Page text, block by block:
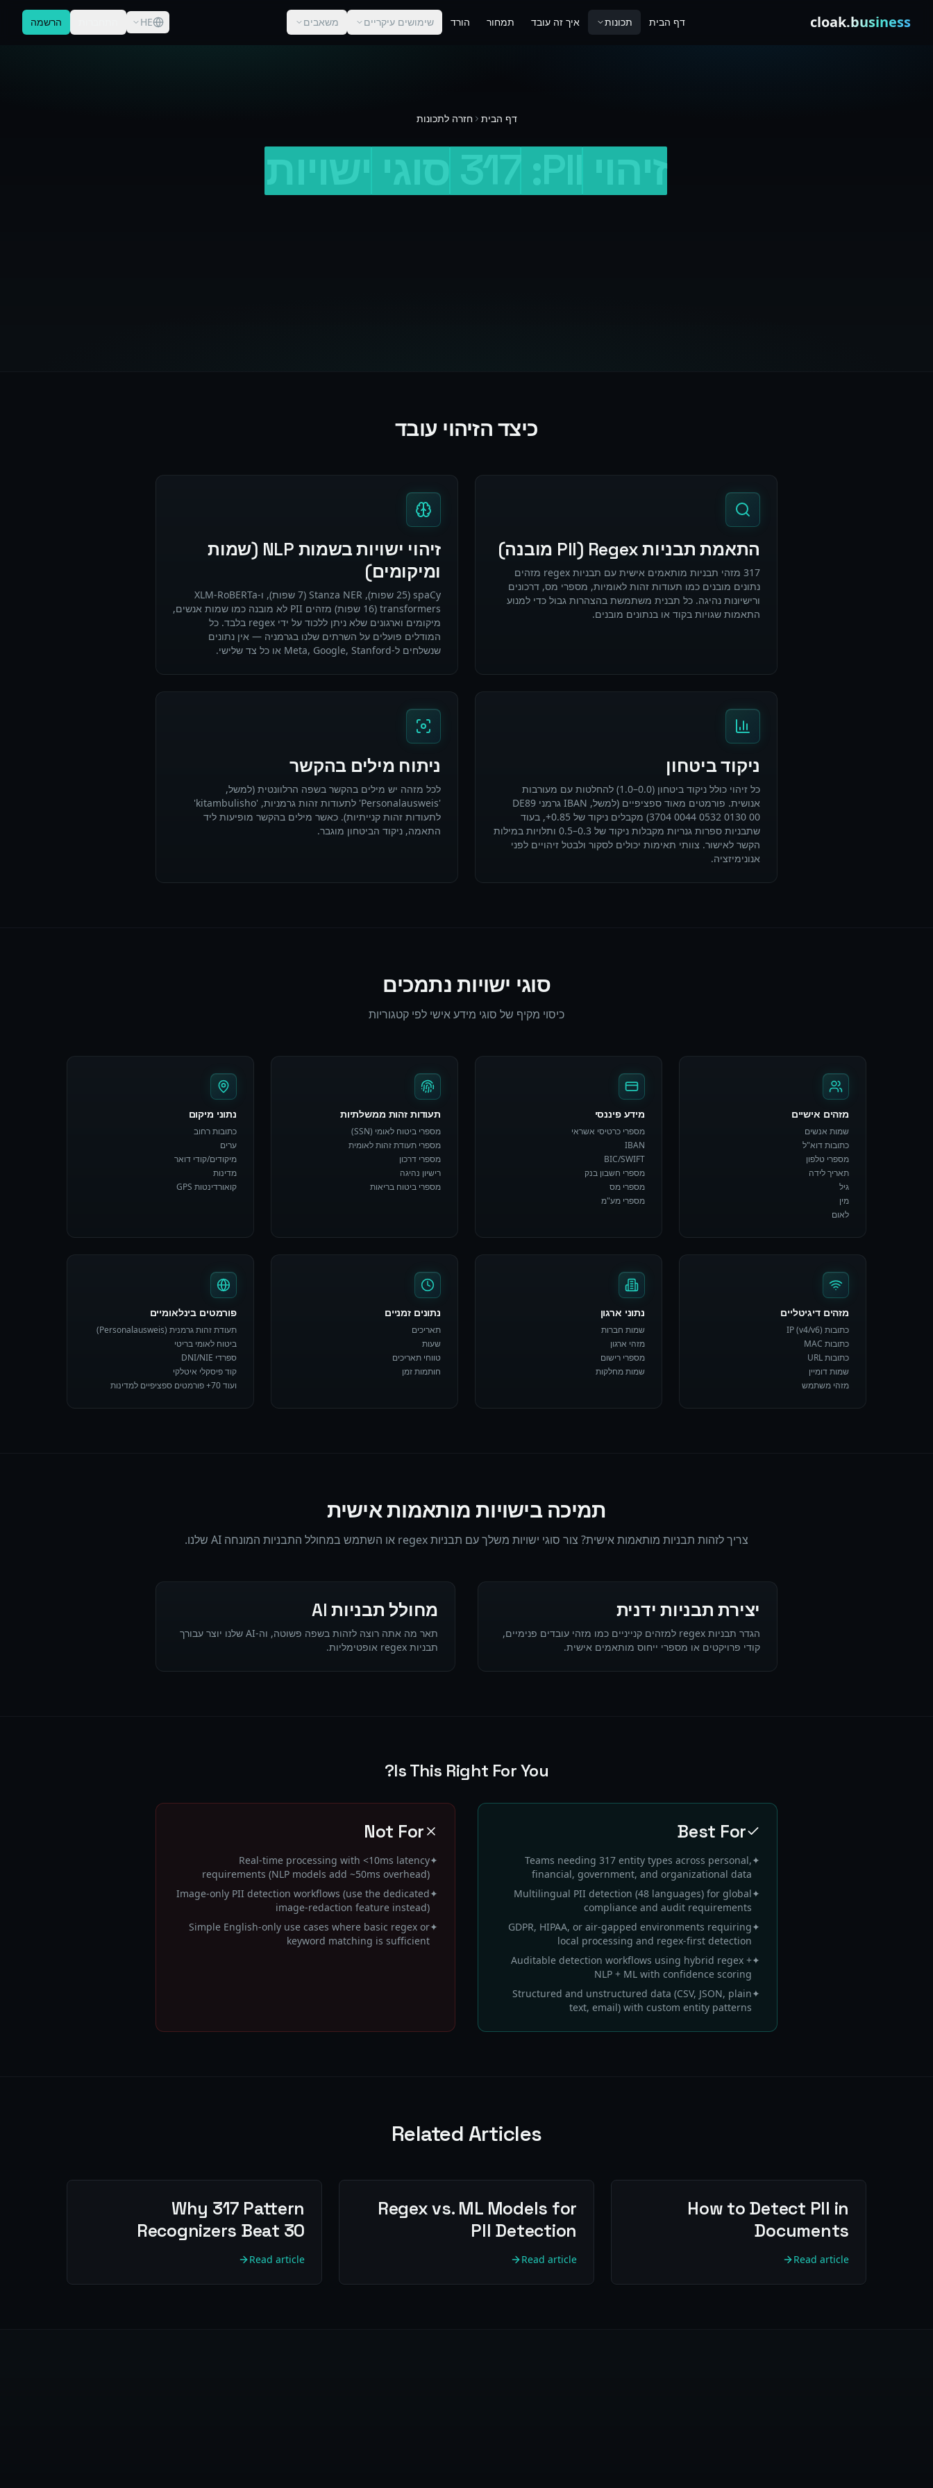
cloak.business דף הבית תכונות איך זה עובד תמחור הורד שימושים עיקריים משאבים HE הרשמה
דף הבית חזרה לתכונות
כיצד הזיהוי עובד
התאמת תבניות Regex (PII מובנה)
317 מזהי תבניות מותאמים אישית עם תבניות regex מזהים
נתונים מובנים כמו תעודות זהות לאומיות, מספרי מס, דרכונים
ורישיונות נהיגה. כל תבנית משתמשת בהצהרות גבול כדי למנוע
התאמות שגויות בקוד או בנתונים מובנים.
זיהוי ישויות בשמות NLP (שמות
ומיקומים)
spaCy (25 שפות), Stanza NER (7 שפות), ו-XLM-RoBERTa
transformers (16 שפות) מזהים PII לא מובנה כמו שמות אנשים,
מיקומים וארגונים שלא ניתן ללכוד על ידי regex בלבד. כל
המודלים פועלים על השרתים שלנו בגרמניה — אין נתונים
שנשלחים ל-Meta, Google, Stanford או כל צד שלישי.
ניקוד ביטחון
כל זיהוי כולל ניקוד ביטחון (0.0–1.0) להחלטות עם מעורבות
אנושית. פורמטים מאוד ספציפיים (למשל, IBAN גרמני DE89
3704 0044 0532 0130 00) מקבלים ניקוד של 0.85+, בעוד
שתבניות ספרות גנריות מקבלות ניקוד של 0.3–0.5 ותלויות במילות
הקשר לאישור. צוותי תאימות יכולים לסקור ולבטל זיהויים לפני
אנונימיזציה.
ניתוח מילים בהקשר
לכל מזהה יש מילים בהקשר בשפה הרלוונטית (למשל,
'Personalausweis' לתעודות זהות גרמניות, 'kitambulisho'
לתעודות זהות קנייתיות). כאשר מילים בהקשר מופיעות ליד
התאמה, ניקוד הביטחון מוגבר.
סוגי ישויות נתמכים
כיסוי מקיף של סוגי מידע אישי לפי קטגוריות
מזהים אישיים
שמות אנשים
כתובות דוא"ל
מספרי טלפון
תאריך לידה
גיל
מין
לאום
מידע פיננסי
מספרי כרטיסי אשראי
IBAN
BIC/SWIFT
מספרי חשבון בנק
מספרי מס
מספרי מע"מ
תעודות זהות ממשלתיות
מספרי ביטוח לאומי (SSN)
מספרי תעודת זהות לאומית
מספרי דרכון
רישיון נהיגה
מספרי ביטוח בריאות
נתוני מיקום
כתובות רחוב
ערים
מיקודים/קודי דואר
מדינות
קואורדינטות GPS
מזהים דיגיטליים
כתובות IP (v4/v6)
כתובות MAC
כתובות URL
שמות דומיין
מזהי משתמש
נתוני ארגון
שמות חברות
מזהי ארגון
מספרי רישום
שמות מחלקות
נתונים זמניים
תאריכים
שעות
טווחי תאריכים
חותמות זמן
פורמטים בינלאומיים
תעודת זהות גרמנית (Personalausweis)
ביטוח לאומי בריטי
ספרדי DNI/NIE
קוד פיסקלי איטלקי
ועוד 70+ פורמטים ספציפיים למדינות
תמיכה בישויות מותאמות אישית
צריך לזהות תבניות מותאמות אישית? צור סוגי ישויות משלך עם תבניות regex או השתמש במחולל התבניות המונחה AI שלנו.
יצירת תבניות ידנית
הגדר תבניות regex למזהים קנייניים כמו מזהי עובדים פנימיים,
קודי פרויקטים או מספרי ייחוס מותאמים אישית.
מחולל תבניות AI
תאר מה אתה רוצה לזהות בשפה פשוטה, וה-AI שלנו יוצר עבורך
תבניות regex אופטימליות.
Is This Right For You?
Best For
✦
Teams needing 317 entity types across personal,
financial, government, and organizational data
✦
Multilingual PII detection (48 languages) for global
compliance and audit requirements
✦
GDPR, HIPAA, or air-gapped environments requiring
local processing and regex-first detection
✦
Auditable detection workflows using hybrid regex +
NLP + ML with confidence scoring
✦
Structured and unstructured data (CSV, JSON, plain
text, email) with custom entity patterns
Not For
✦
Real-time processing with <10ms latency
requirements (NLP models add ~50ms overhead)
✦
Image-only PII detection workflows (use the dedicated
image-redaction feature instead)
✦
Simple English-only use cases where basic regex or
keyword matching is sufficient
Related Articles
How to Detect PII in
Documents
Read article
Regex vs. ML Models for
PII Detection
Read article
Why 317 Pattern
Recognizers Beat 30
Read article